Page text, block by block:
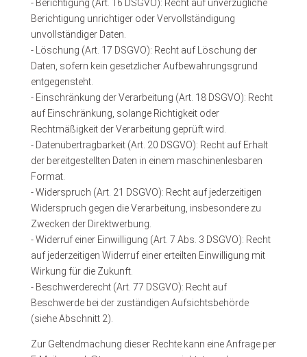
- Berichtigung (Art. 16 DSGVO): Recht auf unverzügliche
Berichtigung unrichtiger oder Vervollständigung
unvollständiger Daten.
- Löschung (Art. 17 DSGVO): Recht auf Löschung der
Daten, sofern kein gesetzlicher Aufbewahrungsgrund
entgegensteht.
- Einschränkung der Verarbeitung (Art. 18 DSGVO): Recht
auf Einschränkung, solange Richtigkeit oder
Rechtmäßigkeit der Verarbeitung geprüft wird.
- Datenübertragbarkeit (Art. 20 DSGVO): Recht auf Erhalt
der bereitgestellten Daten in einem maschinenlesbaren
Format.
- Widerspruch (Art. 21 DSGVO): Recht auf jederzeitigen
Widerspruch gegen die Verarbeitung, insbesondere zu
Zwecken der Direktwerbung.
- Widerruf einer Einwilligung (Art. 7 Abs. 3 DSGVO): Recht
auf jederzeitigen Widerruf einer erteilten Einwilligung mit
Wirkung für die Zukunft.
- Beschwerderecht (Art. 77 DSGVO): Recht auf
Beschwerde bei der zuständigen Aufsichtsbehörde
(siehe Abschnitt 2).
Zur Geltendmachung dieser Rechte kann eine Anfrage per